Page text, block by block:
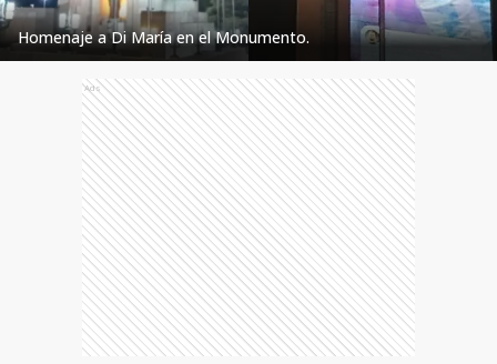
Homenaje a Di María en el Monumento.
Ads